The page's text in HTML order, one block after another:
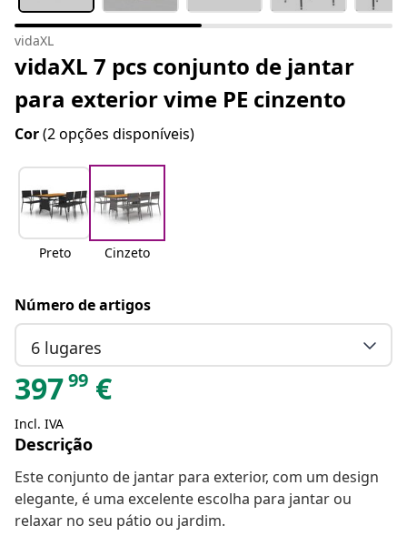
vidaXL
vidaXL 7 pcs conjunto de jantar
para exterior vime PE cinzento
Cor(2 opções disponíveis)
Preto Cinzeto
Número de artigos
6 lugares
39799 €
Incl. IVA
Descrição
Este conjunto de jantar para exterior, com um design
elegante, é uma excelente escolha para jantar ou
relaxar no seu pátio ou jardim.